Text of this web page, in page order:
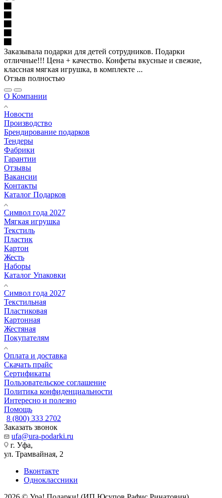
Заказывала подарки для детей сотрудников. Подарки
отличные!!! Цена + качество. Конфеты вкусные и свежие,
классная мягкая игрушка, в комплекте ...
Отзыв полностью
О Компании
Новости
Производство
Брендирование подарков
Тендеры
Фабрики
Гарантии
Отзывы
Вакансии
Контакты
Каталог Подарков
Символ года 2027
Мягкая игрушка
Текстиль
Пластик
Картон
Жесть
Наборы
Каталог Упаковки
Символ года 2027
Текстильная
Пластиковая
Картонная
Жестяная
Покупателям
Оплата и доставка
Скачать прайс
Сертификаты
Пользовательское соглашение
Политика конфиденциальности
Интересно и полезно
Помощь
8 (800) 333 2702
Заказать звонок
ufa@ura-podarki.ru
г. Уфа,
ул. Трамвайная, 2
Вконтакте
Одноклассники